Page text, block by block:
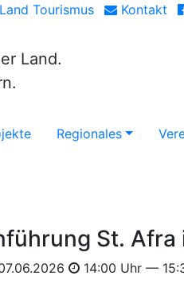
Tourismus Kontakt
Land.
Regionales
St. Afra
14:00 Uhr —